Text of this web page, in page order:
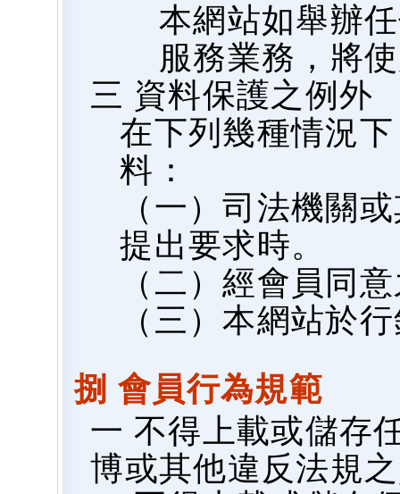
本網站如舉辦
服務業務，將
三 資料保護之例外
在下列幾種情況
料：
（一）司法機關
提出要求時。
（二）經會員同
（三）本網站於
捌 會員行為規範
一 不得上載或儲存
博或其他違反法規